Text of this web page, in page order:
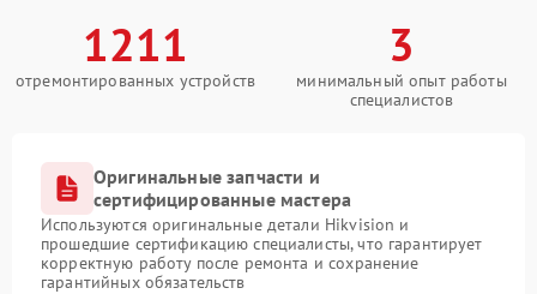
1211
отремонтированных устройств
3
минимальный опыт работы
специалистов
Оригинальные запчасти и
сертифицированные мастера
Используются оригинальные детали Hikvision и
прошедшие сертификацию специалисты, что гарантирует
корректную работу после ремонта и сохранение
гарантийных обязательств